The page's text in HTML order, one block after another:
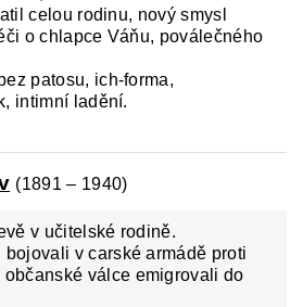
celou rodinu, nový smysl
o chlapce Váňu, poválečného
patosu, ich-forma,
intimní ladění.
(1891 – 1940)
v učitelské rodině.
v carské armádě proti
občanské válce emigrovali do